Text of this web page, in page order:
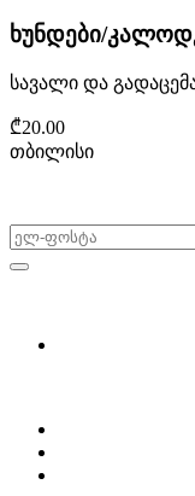
ხუნდები/
სავალი და
₾20.00
თბილისი